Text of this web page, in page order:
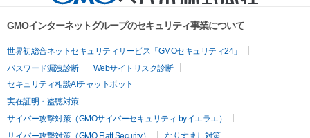
GMOインターネットグループのセキュリティ事業について
世界初総合ネットセキュリティサービス「GMOセキュリティ24」
パスワード漏洩診断
Webサイトリスク診断
セキュリティ相談AIチャットボット
実在証明・盗聴対策
サイバー攻撃対策（GMOサイバーセキュリティ byイエラエ）
サイバー攻撃対策（GMO Flatt Security）
なりすまし対策